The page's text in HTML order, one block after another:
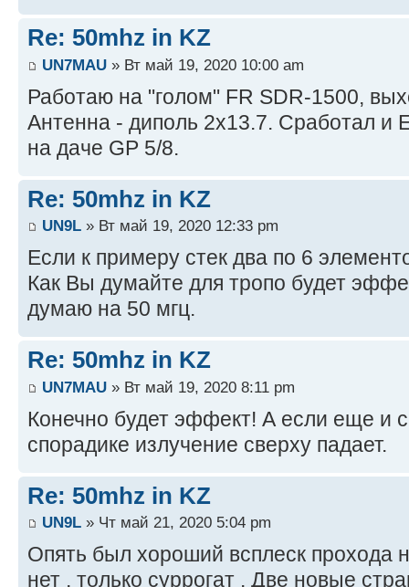
Re: 50mhz in KZ
UN7MAU » Вт май 19, 2020 10:00 am
Работаю на "голом" FR SDR-1500,
Антенна - диполь 2х13.7. Сработал и
на даче GP 5/8.
Re: 50mhz in KZ
UN9L » Вт май 19, 2020 12:33 pm
Если к примеру стек два по 6
Как Вы думайте для тропо будет
думаю на 50 мгц.
Re: 50mhz in KZ
UN7MAU » Вт май 19, 2020 8:11 pm
Конечно будет эффект! А если еще и
спорадике излучение сверху падает.
Re: 50mhz in KZ
UN9L » Чт май 21, 2020 5:04 pm
Опять был хороший всплеск прохода
нет , только суррогат . Две новые